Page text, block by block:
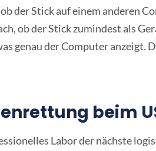
der Stick auf einem anderen
ob der Stick zumindest als
genau der Computer
beim
Labor der nächste